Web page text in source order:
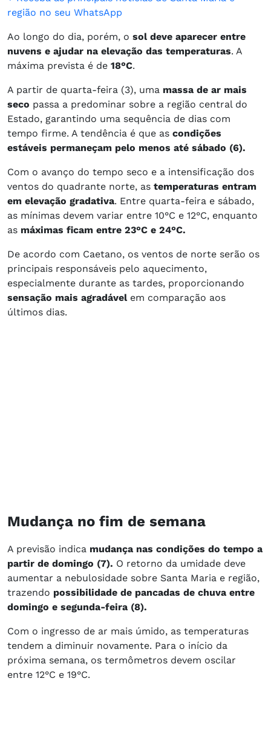
região no seu WhatsApp
Ao longo do dia, porém, o sol deve aparecer entre
nuvens e ajudar na elevação das temperaturas. A
máxima prevista é de 18°C.
A partir de quarta-feira (3), uma massa de ar mais
seco passa a predominar sobre a região central do
Estado, garantindo uma sequência de dias com
tempo firme. A tendência é que as condições
estáveis permaneçam pelo menos até sábado (6).
Com o avanço do tempo seco e a intensificação dos
ventos do quadrante norte, as temperaturas entram
em elevação gradativa. Entre quarta-feira e sábado,
as mínimas devem variar entre 10°C e 12°C, enquanto
as máximas ficam entre 23°C e 24°C.
De acordo com Caetano, os ventos de norte serão os
principais responsáveis pelo aquecimento,
especialmente durante as tardes, proporcionando
sensação mais agradávelem comparação aos
últimos dias.
Mudança no fim de semana
A previsão indica mudança nas condições do tempo a
partir de domingo (7). O retorno da umidade deve
aumentar a nebulosidade sobre Santa Maria e região,
trazendo possibilidade de pancadas de chuva entre
domingo e segunda-feira (8).
Com o ingresso de ar mais úmido, as temperaturas
tendem a diminuir novamente. Para o início da
próxima semana, os termômetros devem oscilar
entre 12°C e 19°C.